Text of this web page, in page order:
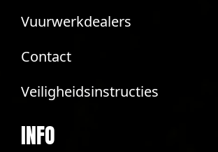
Vuurwerkdealers
Contact
Veiligheidsinstructies
INFO